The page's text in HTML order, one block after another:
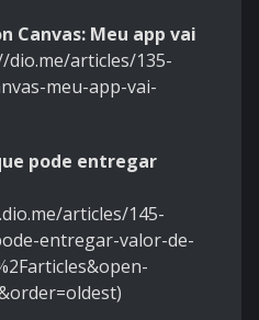
Canvas: Meu app vai
dio.me/articles/135-
meu-app-vai-
pode entregar
articles/145-
entregar-valor-de-